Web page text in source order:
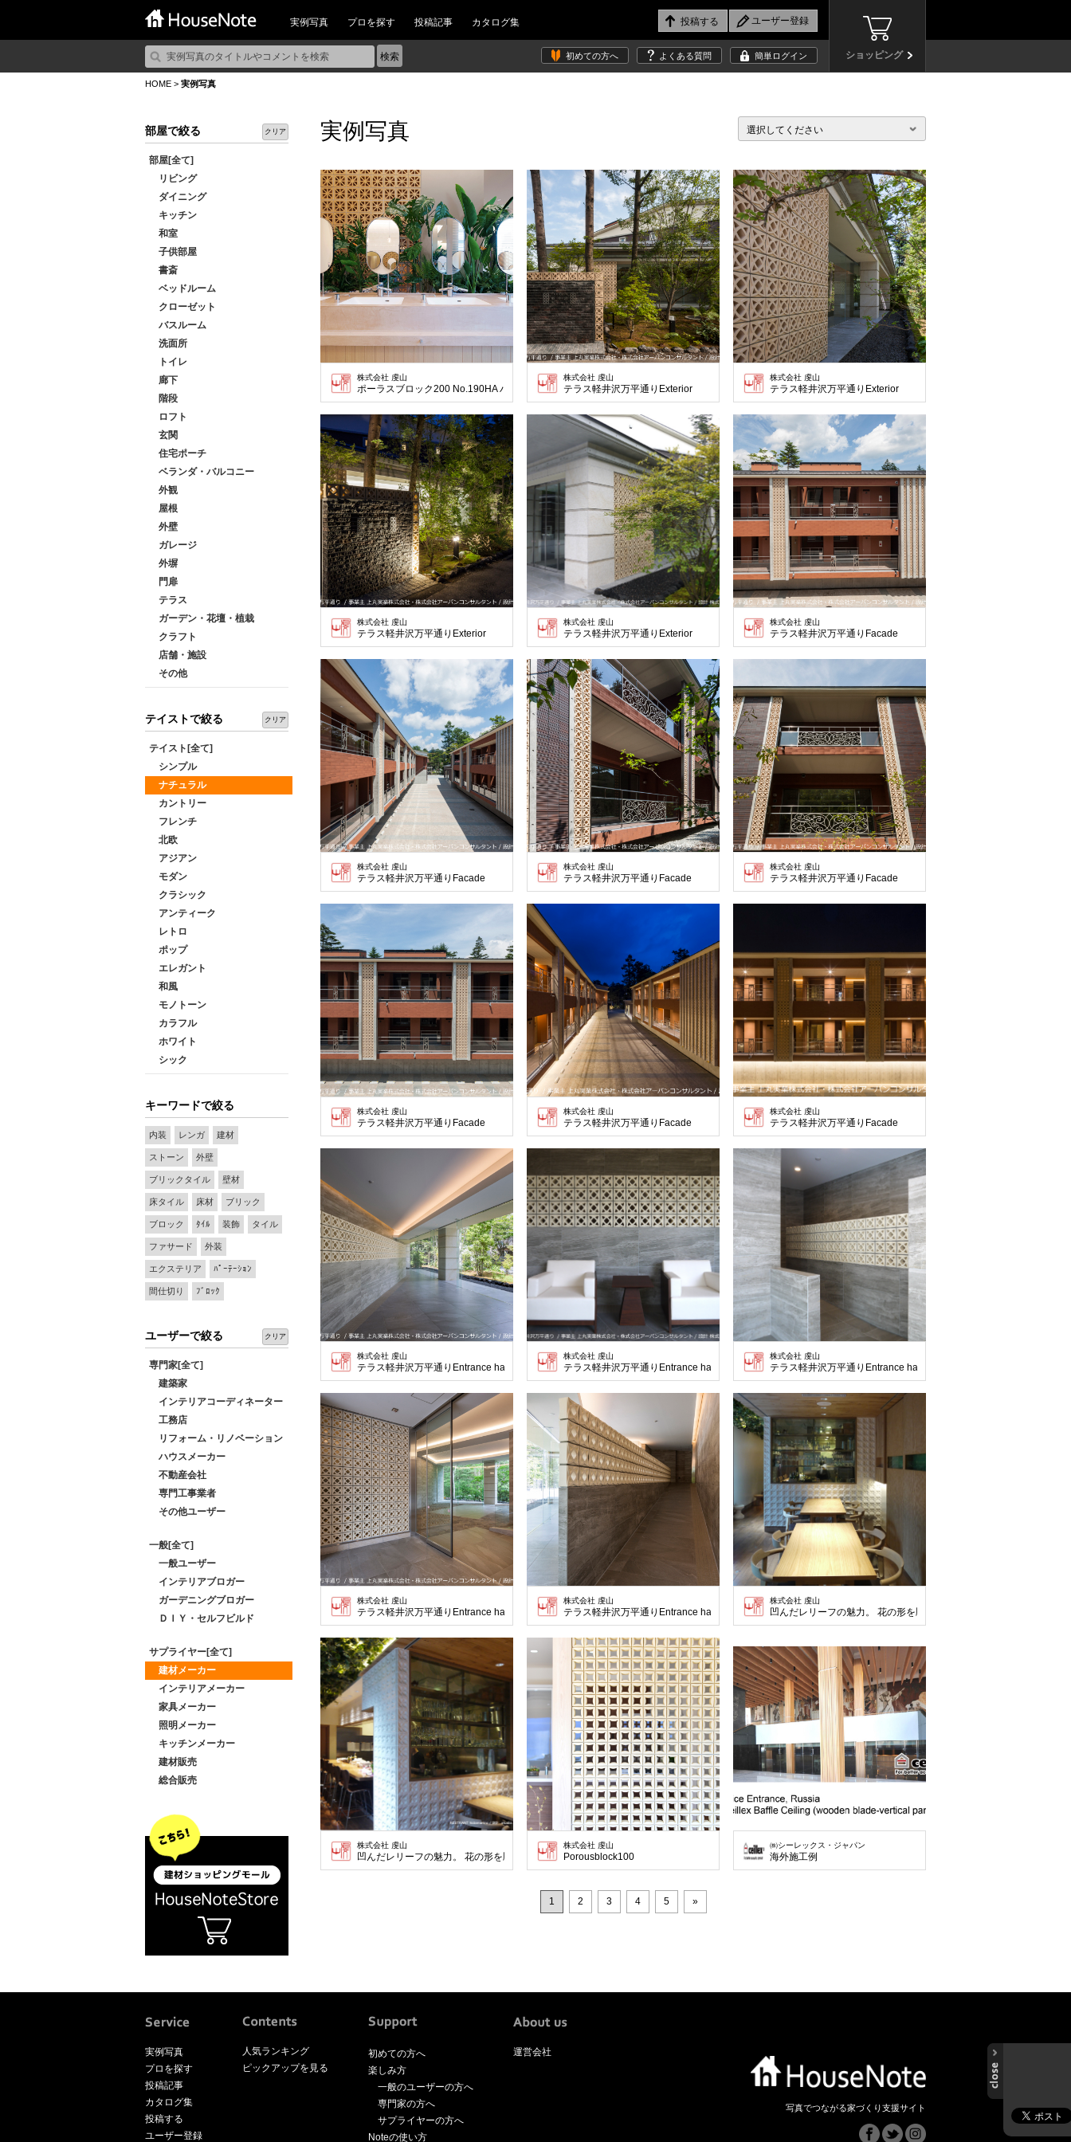
実例写真 プロを探す 投稿記事 カタログ集
ショッピング
初めての方へ よくある質問 簡単ログイン
HOME > 実例写真
部屋で絞る クリア
部屋[全て]
リビング
ダイニング
キッチン
和室
子供部屋
書斎
ベッドルーム
クローゼット
バスルーム
洗面所
トイレ
廊下
階段
ロフト
玄関
住宅ポーチ
ベランダ・バルコニー
外観
屋根
外壁
ガレージ
外塀
門扉
テラス
ガーデン・花壇・植栽
クラフト
店舗・施設
その他
テイストで絞る クリア
テイスト[全て]
シンプル
ナチュラル
カントリー
フレンチ
北欧
アジアン
モダン
クラシック
アンティーク
レトロ
ポップ
エレガント
和風
モノトーン
カラフル
ホワイト
シック
キーワードで絞る
内装 レンガ 建材
ストーン 外壁
ブリックタイル 壁材
床タイル 床材 ブリック
ブロック ﾀｲﾙ 装飾 タイル
ファサード 外装
エクステリア ﾊﾟｰﾃｰｼｮﾝ
間仕切り ﾌﾞﾛｯｸ
ユーザーで絞る クリア
専門家[全て]
建築家
インテリアコーディネーター
工務店
リフォーム・リノベーション
ハウスメーカー
不動産会社
専門工事業者
その他ユーザー
一般[全て]
一般ユーザー
インテリアブロガー
ガーデニングブロガー
ＤＩＹ・セルフビルド
サプライヤー[全て]
建材メーカー
インテリアメーカー
家具メーカー
照明メーカー
キッチンメーカー
建材販売
総合販売
実例写真 選択してください
株式会社 虔山
ポーラスブロック200 No.190HA ハニワ土
株式会社 虔山
テラス軽井沢万平通りExterior
株式会社 虔山
テラス軽井沢万平通りExterior
株式会社 虔山
テラス軽井沢万平通りExterior
株式会社 虔山
テラス軽井沢万平通りExterior
株式会社 虔山
テラス軽井沢万平通りFacade
株式会社 虔山
テラス軽井沢万平通りFacade
株式会社 虔山
テラス軽井沢万平通りFacade
株式会社 虔山
テラス軽井沢万平通りFacade
株式会社 虔山
テラス軽井沢万平通りFacade
株式会社 虔山
テラス軽井沢万平通りFacade
株式会社 虔山
テラス軽井沢万平通りFacade
株式会社 虔山
テラス軽井沢万平通りEntrance hall
株式会社 虔山
テラス軽井沢万平通りEntrance hall
株式会社 虔山
テラス軽井沢万平通りEntrance hall
株式会社 虔山
テラス軽井沢万平通りEntrance hall
株式会社 虔山
テラス軽井沢万平通りEntrance hall
株式会社 虔山
凹んだレリーフの魅力。 花の形を彫り込んだ緩やかな連続性が美しい
株式会社 虔山
凹んだレリーフの魅力。 花の形を彫り込んだ緩やかな連続性が美しい。
株式会社 虔山
Porousblock100
㈱シーレックス・ジャパン
海外施工例
1 2 3 4 5 »
実例写真
プロを探す
投稿記事
カタログ集
投稿する
ユーザー登録
人気ランキング
ピックアップを見る
初めての方へ
楽しみ方
一般のユーザーの方へ
専門家の方へ
サプライヤーの方へ
Noteの使い方
運営会社
写真でつながる家づくり支援サイト